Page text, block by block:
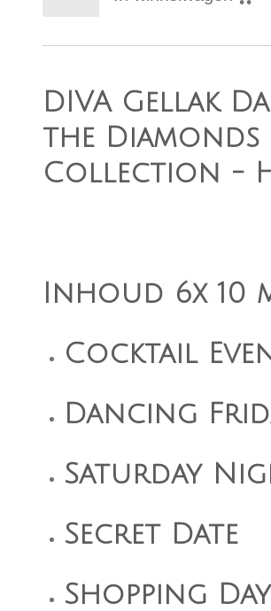
DIVA Gellak
the Diamonds
Collection -
Inhoud 6x 10
Cocktail
Dancing
Saturday
Secret Date
Shopping Day